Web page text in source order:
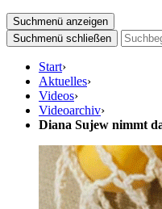
Suchmenü anzeigen
Suchmenü schließen
Start›
Aktuelles›
Videos›
Videoarchiv›
Diana Sujew nimmt